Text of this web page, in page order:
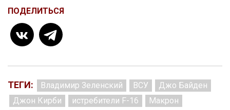
ПОДЕЛИТЬСЯ
ТЕГИ: Владимир Зеленский ВСУ
Джо Байден
Джон Кирби
истребители F-16
Макрон